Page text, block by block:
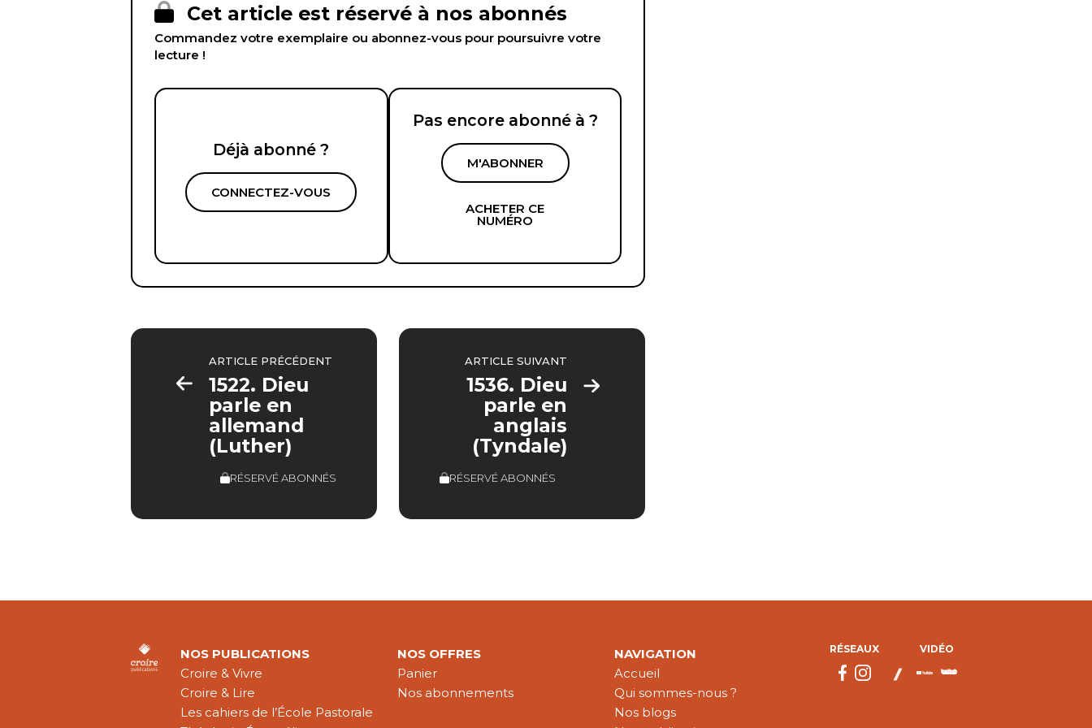
Cet article est réservé à nos abonnés
Commandez votre exemplaire ou abonnez-vous pour poursuivre votre
lecture !
Déjà abonné ?
CONNECTEZ-VOUS
Pas encore abonné à ?
M'ABONNER
ACHETER CE
NUMÉRO
ARTICLE PRÉCÉDENT
1522. Dieu
parle en
allemand
(Luther)
RÉSERVÉ ABONNÉS
ARTICLE SUIVANT
1536. Dieu
parle en
anglais
(Tyndale)
RÉSERVÉ ABONNÉS
NOS PUBLICATIONS
Croire & Vivre
Croire & Lire
Les cahiers de l’École Pastorale
NOS OFFRES
Panier
Nos abonnements
NAVIGATION
Accueil
Qui sommes-nous ?
Nos blogs
RÉSEAUX VIDÉO